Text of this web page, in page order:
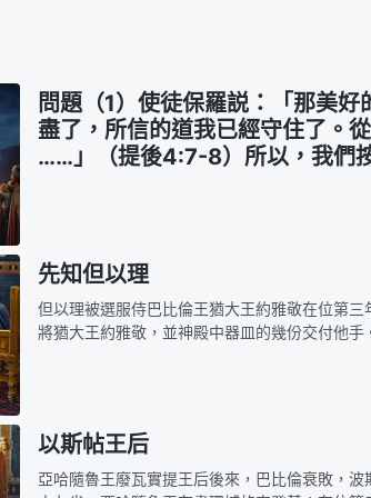
問題（1）使徒保羅説：「那美
盡了，所信的道我已經守住了。
……」（提後4:7-8）所以，我們
先知但以理
但以理被選服侍巴比倫王猶大王約雅敬在位第
將猶大王約雅敬，並神殿中器皿的幾份交付他
以斯帖王后
亞哈隨魯王廢瓦實提王后後來，巴比倫衰敗，